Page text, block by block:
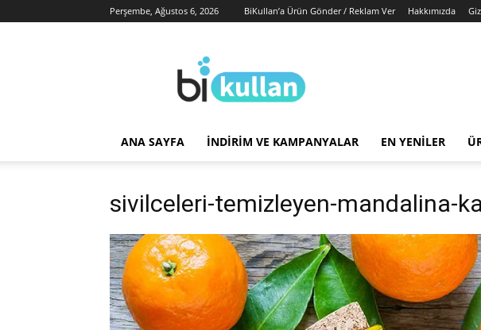
Perşembe, Ağustos 6, 2026 BiKullan’a Ürün Gönder / Reklam Ver Hakkımızda
ANA SAYFA İNDIRIM VE KAMPANYALAR EN YENILER
sivilceleri-temizleyen-mandalina-